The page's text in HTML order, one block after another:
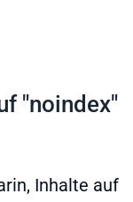
"noindex"
Inhalte auf